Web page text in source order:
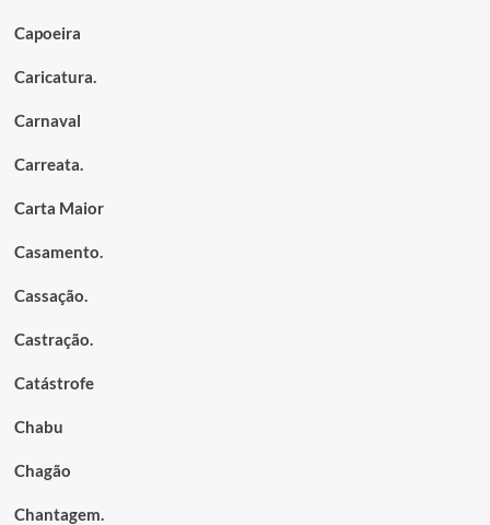
Capoeira
Caricatura.
Carnaval
Carreata.
Carta Maior
Casamento.
Cassação.
Castração.
Catástrofe
Chabu
Chagão
Chantagem.